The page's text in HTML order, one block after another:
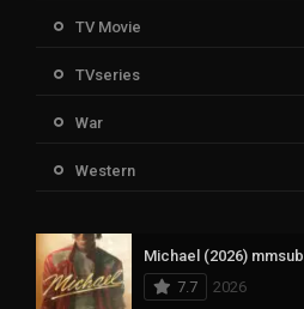
TV Movie
TVseries
War
Western
Michael (2026) mmsub
7.7
2026